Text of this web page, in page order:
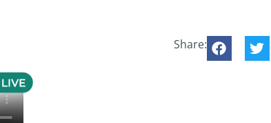
Share: